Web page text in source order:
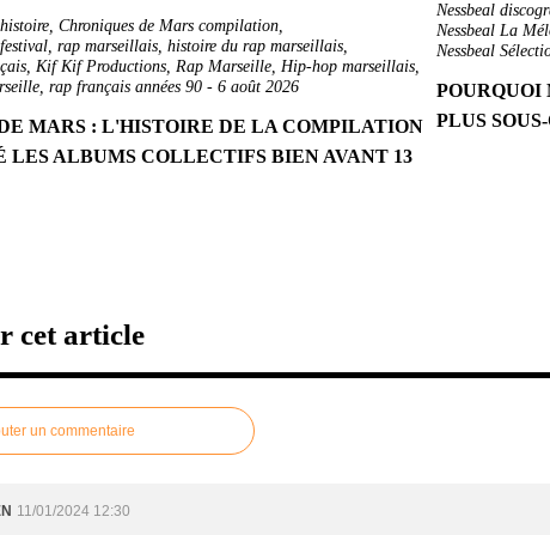
, Chroniques de Mars compilation,
, rap marseillais, histoire du rap marseillais,
, Kif Kif Productions, Rap Marseille, Hip-hop marseillais,
, rap français années 90 - 6 août 2026
MARS : L'HISTOIRE DE LA COMPILATION
LES ALBUMS COLLECTIFS BIEN AVANT 13
Nessbeal
Nessbeal La
Nessbeal
POURQUOI
PLUS
cet article
un commentaire
11/01/2024 12:30